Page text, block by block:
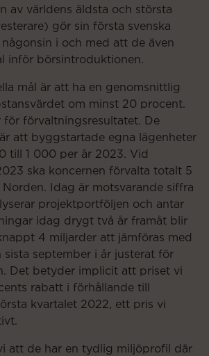
av världens äldsta och största
gör sin första svenska
i och med att de även
inför börsintroduktionen.
mål är att ha en genomsnittlig
om minst 20 procent.
för förvaltningsresultatet. De
att byggstartade egna lägenheter
till 1 000 per år 2023. Vid
ska koncernen förvalta totalt 5
Idag är motsvarande siffra
projektportföljen och antar
idag drygt två år framåt blir
4 miljarder att jämföras med
sista september i år justerat för
Det betyder implicit att priset vi
rabatt i förhållande till
kvartalet 2022, ett pris vi
att de har en tydlig miljöprofil där